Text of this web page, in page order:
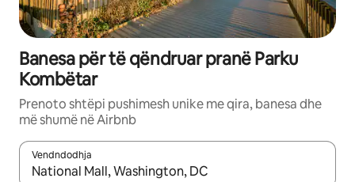
Banesa për të qëndruar pranë Parku
Kombëtar
Prenoto shtëpi pushimesh unike me qira, banesa dhe
më shumë në Airbnb
Vendndodhja
Kur rezultatet të jenë të disponueshme, lëviz me butonat e